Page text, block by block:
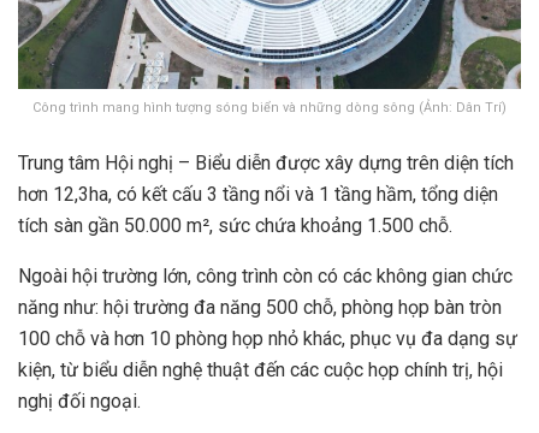
Công trình mang hình tượng sóng biển và những dòng sông (Ảnh: Dân Trí)
Trung tâm Hội nghị – Biểu diễn được xây dựng trên diện tích
hơn 12,3ha, có kết cấu 3 tầng nổi và 1 tầng hầm, tổng diện
tích sàn gần 50.000 m², sức chứa khoảng 1.500 chỗ.
Ngoài hội trường lớn, công trình còn có các không gian chức
năng như: hội trường đa năng 500 chỗ, phòng họp bàn tròn
100 chỗ và hơn 10 phòng họp nhỏ khác, phục vụ đa dạng sự
kiện, từ biểu diễn nghệ thuật đến các cuộc họp chính trị, hội
nghị đối ngoại.